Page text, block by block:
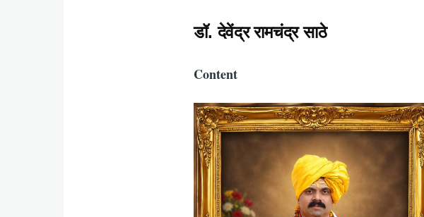
डॉ. देवेंद्र रामचंद्र साठे
Content